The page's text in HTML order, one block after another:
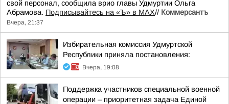
свой персонал, сообщила врио главы Удмуртии Ольга
Абрамова. Подписывайтесь на «Ъ» в MAX// Коммерсантъ
Вчера, 21:37
Избирательная комиссия Удмуртской
Республики приняла постановления:
Вчера, 19:08
Поддержка участников специальной военной
операции – приоритетная задача Единой